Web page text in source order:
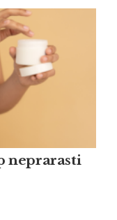
neprarasti